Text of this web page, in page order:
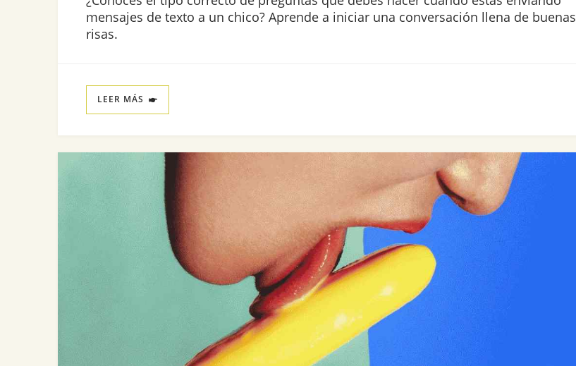
mensajes de texto a un chico? Aprende a iniciar una conversación llena de buenas
risas.
LEER MÁS